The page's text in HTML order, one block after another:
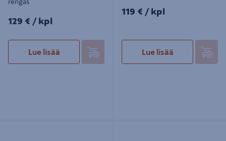
rengas
129€/kpl
129 € / kpl
Lue lisää
119€/kpl
119 € / kpl
Lue lisää